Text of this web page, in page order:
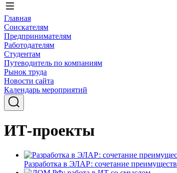
Главная
Соискателям
Предпринимателям
Работодателям
Студентам
Путеводитель по компаниям
Рынок труда
Новости сайта
Календарь мероприятий
ИТ-проекты
Разработка в ЭЛАР: сочетание преимуществ